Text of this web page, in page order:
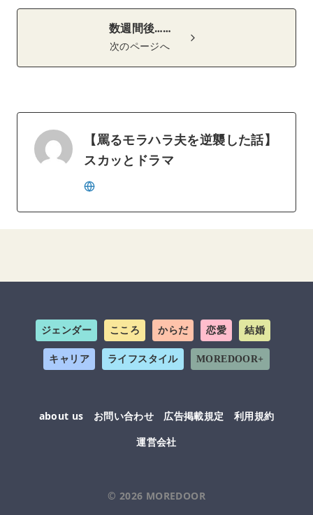
数週間後……
次のページへ
【罵るモラハラ夫を逆襲した話】
スカッとドラマ
ジェンダー こころ からだ 恋愛 結婚
キャリア ライフスタイル MOREDOOR+
about us お問い合わせ 広告掲載規定
利用規約
運営会社
© 2026 MOREDOOR